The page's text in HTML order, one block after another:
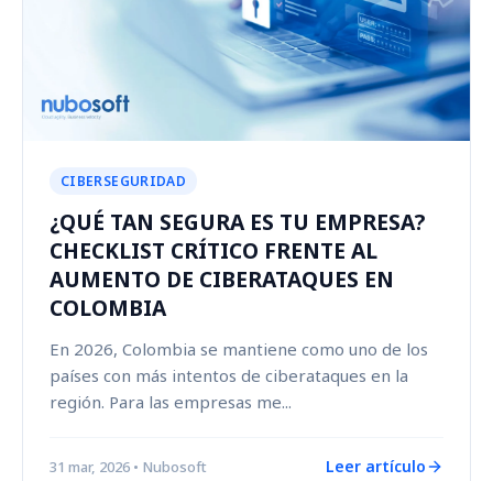
CIBERSEGURIDAD
¿QUÉ TAN SEGURA ES TU EMPRESA?
CHECKLIST CRÍTICO FRENTE AL
AUMENTO DE CIBERATAQUES EN
COLOMBIA
En 2026, Colombia se mantiene como uno de los
países con más intentos de ciberataques en la
región. Para las empresas me...
31 mar, 2026 • Nubosoft Leer artículo